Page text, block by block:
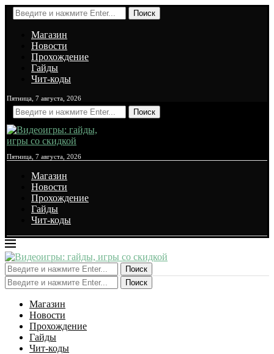
Поиск
Магазин
Новости
Прохождение
Гайды
Чит-коды
Пятница, 7 августа, 2026
Поиск
Пятница, 7 августа, 2026
Магазин
Новости
Прохождение
Гайды
Чит-коды
Поиск
Поиск
Магазин
Новости
Прохождение
Гайды
Чит-коды